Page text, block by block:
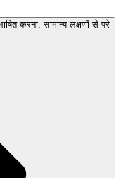
करना: सामान्य लक्षणों से परे